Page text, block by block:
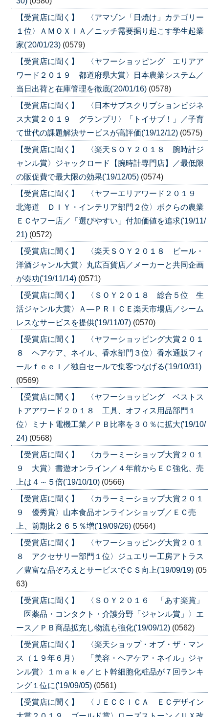
【受賞店に聞く】 〈アマゾン「日焼け」カテゴリー
１位〉ＡＭＯＸＩＡ／ニッチ需要掘り起こす学生起業
家('20/01/23) (0579)
【受賞店に聞く】 〈ヤフーショッピング エリアア
ワード２０１９ 都道府県大賞〉日本農業システム／
当日出荷と在庫管理を徹底('20/01/16) (0578)
【受賞店に聞く】 〈日本サブスクリプションビジネ
ス大賞２０１９ グランプリ〉「トイサブ！」／子育
て世代の課題解決サービスが高評価('19/12/12) (0575)
【受賞店に聞く】 〈楽天ＳＯＹ２０１８ 腕時計ジ
ャンル賞〉ジャックロード【腕時計専門店】／最低限
の販促費で最大限の効果('19/12/05) (0574)
【受賞店に聞く】 〈ヤフーエリアワード２０１９
北海道 ＤＩＹ・インテリア部門２位〉ボクらの農業
ＥＣヤフー店／「選びやすい」付加価値を追求('19/11/
21) (0572)
【受賞店に聞く】 〈楽天ＳＯＹ２０１８ ビール・
洋酒ジャンル大賞〉丸広百貨店／メーカーと共同企画
が奏功('19/11/14) (0571)
【受賞店に聞く】 〈ＳＯＹ２０１８ 総合５位 生
活ジャンル大賞〉Ａ―ＰＲＩＣＥ楽天市場店／シーム
レスなサービスを提供('19/11/07) (0570)
【受賞店に聞く】 〈ヤフーショッピング大賞２０１
８ ヘアケア、ネイル、香水部門３位〉香水通販フィ
ールｆｅｅｌ／独自セールで集客つなげる('19/10/31)
(0569)
【受賞店に聞く】 〈ヤフーショッピング ベストス
トアアワード２０１８ 工具、オフィス用品部門１
位〉ミナト電機工業／ＰＢ比率を３０％に拡大('19/10/
24) (0568)
【受賞店に聞く】 〈カラーミーショップ大賞２０１
９ 大賞〉書遊オンライン／４年前からＥＣ強化、売
上は４～５倍('19/10/10) (0566)
【受賞店に聞く】 〈カラーミーショップ大賞２０１
９ 優秀賞〉山本食品オンラインショップ／ＥＣ売
上、前期比２６５％増('19/09/26) (0564)
【受賞店に聞く】 〈ヤフーショッピング大賞２０１
８ アクセサリー部門１位〉ジュエリー工房アトラス
／豊富な品ぞろえとサービスでＣＳ向上('19/09/19) (05
63)
【受賞店に聞く】 〈ＳＯＹ２０１６ 「あす楽賞」
医薬品・コンタクト・介護分野「ジャンル賞」〉エ
ース／ＰＢ商品拡充し物流も強化('19/09/12) (0562)
【受賞店に聞く】 〈楽天ショップ・オブ・ザ・マン
ス（１９年６月） 「美容・ヘアケア・ネイル」ジャ
ンル賞〉１ｍａｋｅ／ヒト幹細胞化粧品が７回ランキ
ング１位に('19/09/05) (0561)
【受賞店に聞く】 〈ＪＥＣＣＩＣＡ ＥＣデザイン